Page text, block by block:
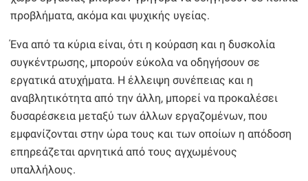
προβλήματα, ακόμα και ψυχικής υγείας.
Ένα από τα κύρια είναι, ότι η κούραση και η δυσκολία
συγκέντρωσης, μπορούν εύκολα να οδηγήσουν σε
εργατικά ατυχήματα. Η έλλειψη συνέπειας και η
αναβλητικότητα από την άλλη, μπορεί να προκαλέσει
δυσαρέσκεια μεταξύ των άλλων εργαζομένων, που
εμφανίζονται στην ώρα τους και των οποίων η απόδοση
επηρεάζεται αρνητικά από τους αγχωμένους
υπαλλήλους.